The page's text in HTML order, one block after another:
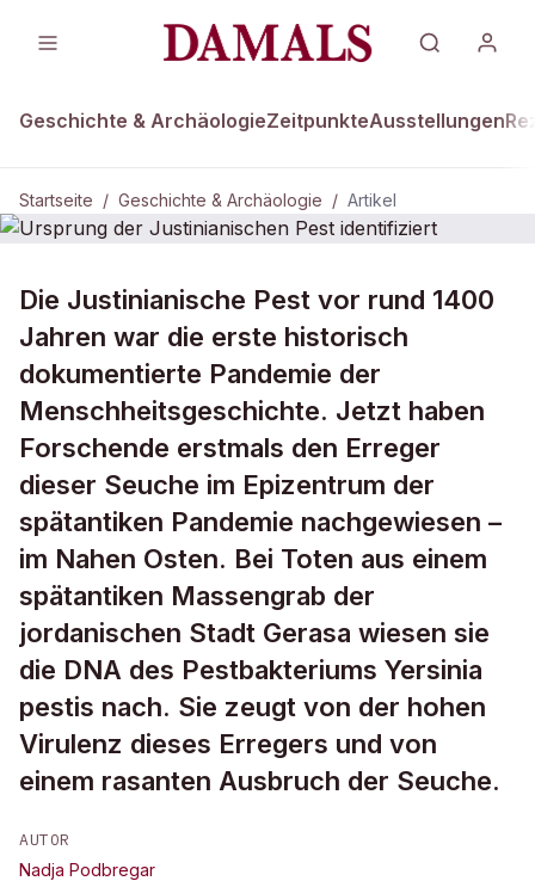
Geschichte & ArchäologieZeitpunkteAusstellungen
Startseite / Geschichte & Archäologie / Artikel
Ursprung der Justinianischen Pest
identifiziert
Die Justinianische Pest vor rund 1400
Jahren war die erste historisch
dokumentierte Pandemie der
Menschheitsgeschichte. Jetzt haben
Forschende erstmals den Erreger
dieser Seuche im Epizentrum der
spätantiken Pandemie nachgewiesen –
im Nahen Osten. Bei Toten aus einem
spätantiken Massengrab der
jordanischen Stadt Gerasa wiesen sie
die DNA des Pestbakteriums Yersinia
pestis nach. Sie zeugt von der hohen
Virulenz dieses Erregers und von
einem rasanten Ausbruch der Seuche.
AUTOR
Nadja Podbregar